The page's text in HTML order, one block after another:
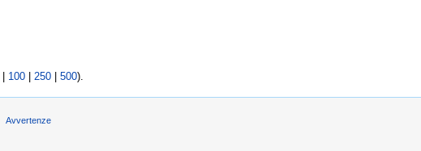
100 250 500).
Avvertenze